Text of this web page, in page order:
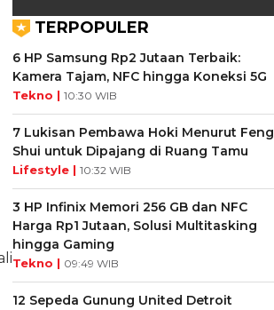
TERPOPULER
6 HP Samsung Rp2 Jutaan Terbaik:
Kamera Tajam, NFC hingga Koneksi 5G
Tekno | 10:30 WIB
7 Lukisan Pembawa Hoki Menurut Feng
Shui untuk Dipajang di Ruang Tamu
Lifestyle | 10:32 WIB
3 HP Infinix Memori 256 GB dan NFC
Harga Rp1 Jutaan, Solusi Multitasking
hingga Gaming
Tekno | 09:49 WIB
12 Sepeda Gunung United Detroit